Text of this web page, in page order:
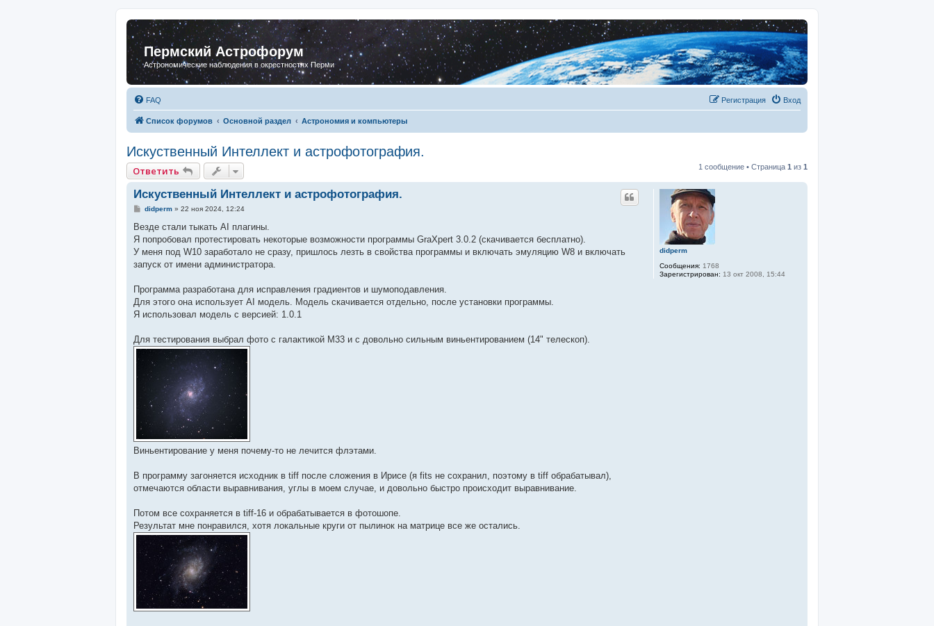
Пермский Астрофорум
Астрономические наблюдения в окрестностях Перми
FAQ Вход
Регистрация
Список форумов Основной раздел Астрономия и компьютеры
Искуственный Интеллект и астрофотография.
Ответить 1 сообщение • Страница 1 из 1
didperm
Сообщения: 1768
Зарегистрирован: 13 окт 2008, 15:44
Искуственный Интеллект и астрофотография.
С
о
щ
е
и
didperm» 22 ноя 2024, 12:24
Везде стали тыкать AI плагины.
Я попробовал протестировать некоторые возможности программы GraXpert 3.0.2 (скачивается бесплатно).
У меня под W10 заработало не сразу, пришлось лезть в свойства программы и включать эмуляцию W8 и включать
запуск от имени администратора.
Программа разработана для исправления градиентов и шумоподавления.
Для этого она использует AI модель. Модель скачивается отдельно, после установки программы.
Я использовал модель с версией: 1.0.1
Для тестирования выбрал фото с галактикой М33 и с довольно сильным виньентированием (14" телескоп).
Виньентирование у меня почему-то не лечится флэтами.
В программу загоняется исходник в tiff после сложения в Ирисе (я fits не сохранил, поэтому в tiff обрабатывал),
отмечаются области выравнивания, углы в моем случае, и довольно быстро происходит выравнивание.
Потом все сохраняется в tiff-16 и обрабатывается в фотошопе.
Результат мне понравился, хотя локальные круги от пылинок на матрице все же остались.